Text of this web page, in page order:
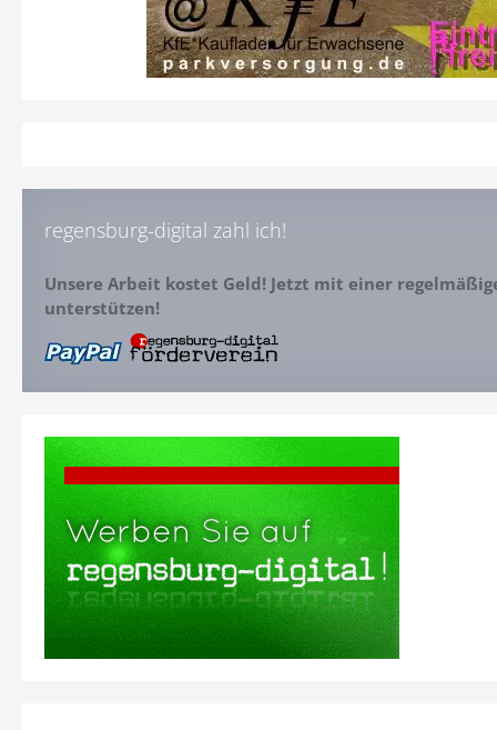
regensburg-digital zahl ich!
Unsere Arbeit kostet Geld! Jetzt mit einer
unterstützen!